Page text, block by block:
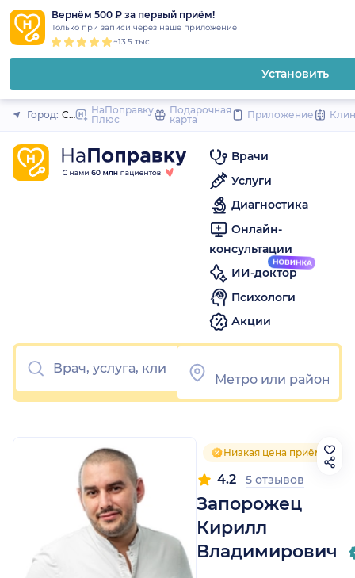
Вернём 500 ₽ за первый приём!
Только при записи через наше приложение
~13.5 тыс.
Установить
Закрыть
Город: Санкт-Петербург
НаПоправку
Плюс
Подарочная
карта
Приложение
Врачи
Услуги
Диагностика
Онлайн-
консультации
ИИ-доктор
Психологи
Акции
Низкая цена приёма
Запорожец
Кирилл
Владимирович
4.2 5 отзывов